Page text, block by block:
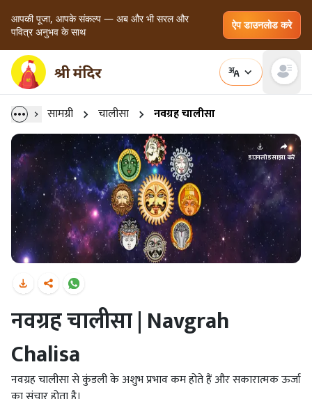
आपकी पूजा, आपके संकल्प — अब और भी सरल और
पवित्र अनुभव के साथ
ऐप डाउनलोड करे
Open
सामग्री चालीसा नवग्रह चालीसा
डाउनलोडसाझा करें
नवग्रह चालीसा | Navgrah
Chalisa
नवग्रह चालीसा से कुंडली के अशुभ प्रभाव कम होते हैं और सकारात्मक ऊर्जा